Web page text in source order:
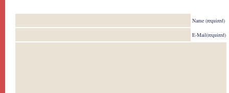
Name (required)
E-Mail(required)